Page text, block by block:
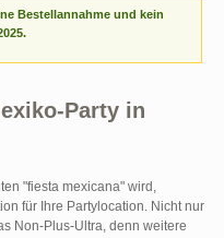
Bestellannahme und kein
Party in
"fiesta mexicana" wird,
für Ihre Partylocation. Nicht nur
Non-Plus-Ultra, denn weitere